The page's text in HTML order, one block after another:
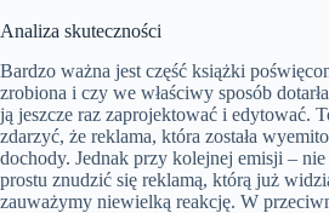
Analiza skuteczności
Bardzo ważna jest część książki
zrobiona i czy we właściwy sposób
ją jeszcze raz zaprojektować i edytować.
zdarzyć, że reklama, która została
dochody. Jednak przy kolejnej emisji –
prostu znudzić się reklamą, którą już
zauważymy niewielką reakcję. W